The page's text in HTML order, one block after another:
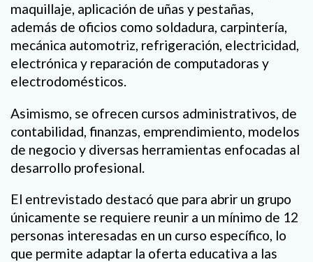
maquillaje, aplicación de uñas y pestañas,
además de oficios como soldadura, carpintería,
mecánica automotriz, refrigeración, electricidad,
electrónica y reparación de computadoras y
electrodomésticos.
Asimismo, se ofrecen cursos administrativos, de
contabilidad, finanzas, emprendimiento, modelos
de negocio y diversas herramientas enfocadas al
desarrollo profesional.
El entrevistado destacó que para abrir un grupo
únicamente se requiere reunir a un mínimo de 12
personas interesadas en un curso específico, lo
que permite adaptar la oferta educativa a las